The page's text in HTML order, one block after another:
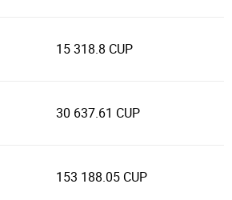
15 318.8 CUP
30 637.61 CUP
153 188.05 CUP